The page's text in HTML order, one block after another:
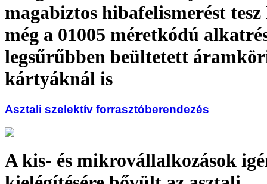
magabiztos hibafelismerést tesz
még a 01005 méretkódú
legsűrűbben beültetett
kártyáknál is
Asztali szelektív forrasztóberendezés
A kis- és mikrovállalkozások